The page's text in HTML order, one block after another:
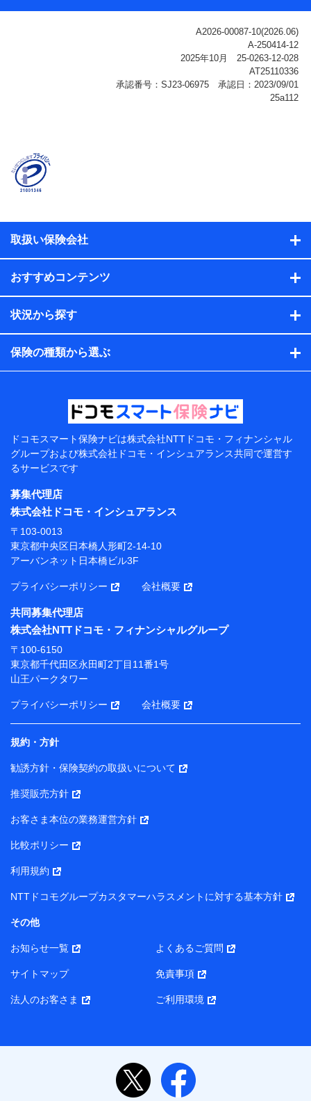
ご契約状態・ご利用履歴インターネット利用時の行動に
関する情報、アプリケーション利用時の行動に関する情
報、購入されたサービスや商品の名称・購入場所・決済
に関する情報、アンケートの回答に関する情報などが含
名、住所、生年月日、性別、保険契約者と被保険者の関
係、保険加入の目的、保険商品の内容、保険料、保険料
のお支払方法、車のメーカーや走行距離などの情報、建
ル内容や送信履歴の情報及び保険の更改案内等を提供し
保険契約情報
当社または株式会社NTTドコモ・フィナンシャルグルー
プが取得し、又は保有する保険契約に関する情報。例と
して、保険契約者及び被保険者の氏名、住所、生年月
日、性別、保険契約者と被保険者の関係、保険加入の目
的、保険商品の内容、保険料、保険料のお支払方法、車
のメーカーや走行距離などの情報、建物の構造や築年数
などの情報、ペットの種類や年齢などの情報などが含ま
提供当事者から受領当事者が個人データを取得する方法
電子的・電磁的方法等
【共同して利用する者の範囲】
当社
株式会社NTTドコモ・フィナンシャルグループ
【利用目的】
当社または株式会社NTTドコモ・フィナンシャルグルー
プが提供する保険関連サービスにおけるユーザー登録受
付および管理のため
当社または株式会社NTTドコモ・フィナンシャルグルー
携会社の保険その他に関する情報を提供するため、また
維持管理等の委託業務遂行のため、またそれらに付帯、
関連する当社または株式会社NTTドコモ・フィナンシャ
ルグループおよび提携会社のサービスを案内、提供する
ため
（各サービスで取得したサービス利用履歴、ウェブサイ
トの閲覧履歴、購買履歴、ご契約内容等のパーソナルデ
ータを分析して、お客さまの趣味・嗜好・傾向に応じた
サービス・商品等に関するご提案や広告の配信等を行う
ことがあります。）
各種セミナーの開催のため
コンサルティングサービスの実施のため
アンケートやキャンペーン等の実施のため
上記に係る案内・手続き・管理等付帯業務を行うため
所・代表者名】
り）
株式会社NTTドコモ・フィナンシャルグループ 代表取締役
社長 廣井 孝史
東京都中央区日本橋人形町2-14-10 アーバンネット日本橋
株式会社ドコモ・インシュアランス 代表取締役社長 吉
村 忠義
また当社は、オンライン面談による保険のご相談にあたっ
氏名、生年月日、住所、メールアドレス、電話番号、個
人の属性に関する情報、資料請求の情報（有無を含みま
取扱い保険会社
おすすめコンテンツ
状況から探す
保険の種類から選ぶ
ドコモスマート保険ナビは株式会社NTTドコモ・フィナンシャル
グループおよび株式会社ドコモ・インシュアランス共同で運営す
るサービスです
募集代理店
株式会社ドコモ・インシュアランス
〒103-0013
東京都中央区日本橋人形町2-14-10
アーバンネット日本橋ビル3F
プライバシーポリシー 会社概要
共同募集代理店
株式会社NTTドコモ・フィナンシャルグループ
〒100-6150
東京都千代田区永田町2丁目11番1号
山王パークタワー
プライバシーポリシー 会社概要
規約・方針
勧誘方針・保険契約の取扱いについて
推奨販売方針
お客さま本位の業務運営方針
比較ポリシー
利用規約
NTTドコモグループカスタマーハラスメントに対する基本方針
その他
お知らせ一覧 よくあるご質問
サイトマップ 免責事項
法人のお客さま ご利用環境